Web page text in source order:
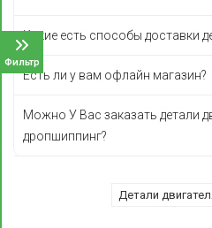
Фильтр
Какие есть способы доставки
Есть ли у вам офлайн магазин?
Можно У Вас заказать детали
дропшиппинг?
Детали